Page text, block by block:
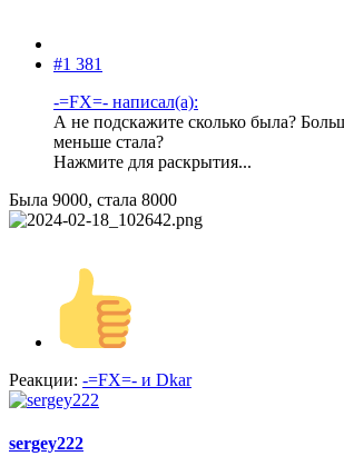
#1 381
-=FX=- написал(а):
А не подскажите сколько была?
меньше стала?
Нажмите для раскрытия...
Была 9000, стала 8000
Реакции: -=FX=- и Dkar
sergey222